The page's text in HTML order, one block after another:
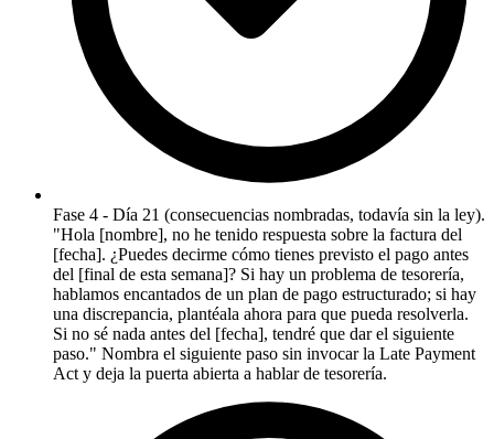
Fase 4 - Día 21 (consecuencias nombradas, todavía sin la ley).
"Hola [nombre], no he tenido respuesta sobre la factura del
[fecha]. ¿Puedes decirme cómo tienes previsto el pago antes
del [final de esta semana]? Si hay un problema de tesorería,
hablamos encantados de un plan de pago estructurado; si hay
una discrepancia, plantéala ahora para que pueda resolverla.
Si no sé nada antes del [fecha], tendré que dar el siguiente
paso." Nombra el siguiente paso sin invocar la Late Payment
Act y deja la puerta abierta a hablar de tesorería.